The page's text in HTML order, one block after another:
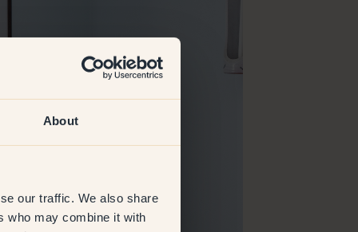
About
our traffic. We also share
who may combine it with